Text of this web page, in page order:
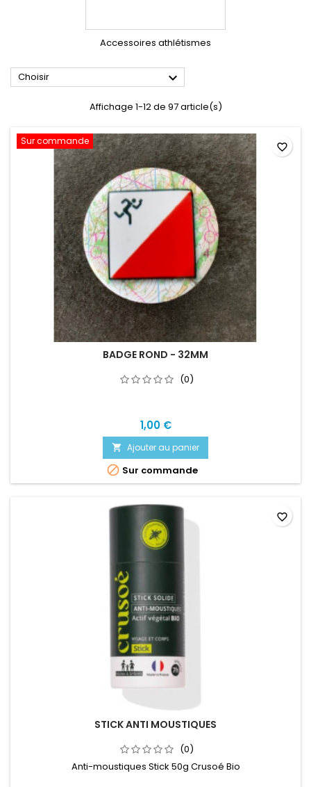
Accessoires athlétismes
Choisir 
Affichage 1-12 de 97 article(s)
Sur commande
BADGE ROND - 32MM
(0)
1,00 €
 Ajouter au panier
 Sur commande
favorite_border
STICK ANTI MOUSTIQUES
(0)
Anti-moustiques Stick 50g Crusoé Bio
favorite_border